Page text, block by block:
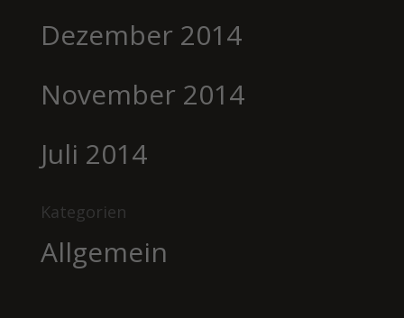
Dezember 2014
November 2014
Juli 2014
Kategorien
Allgemein